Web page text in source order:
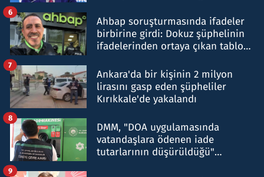
Ahbap soruşturmasında ifadeler
birbirine girdi: Dokuz şüphelinin
ifadelerinden ortaya çıkan tablo
6
Ankara'da bir kişinin 2 milyon
lirasını gasp eden şüpheliler
Kırıkkale'de yakalandı
7
DMM, "DOA uygulamasında
vatandaşlara ödenen iade
tutarlarının düşürüldüğü"
8
9